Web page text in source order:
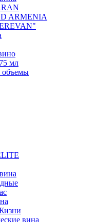
ARMENIA
мл
объемы
вина